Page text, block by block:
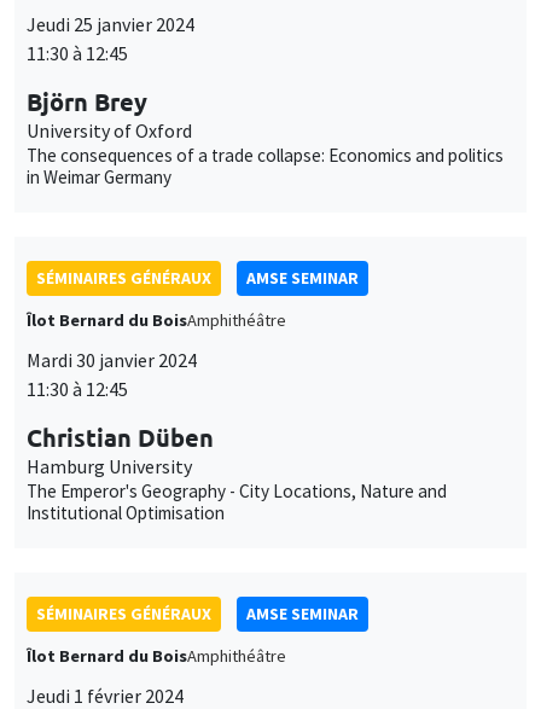
Jeudi 25 janvier 2024
11:30 à 12:45
Björn Brey
University of Oxford
The consequences of a trade collapse: Economics and politics
in Weimar Germany
SÉMINAIRES GÉNÉRAUX
AMSE SEMINAR
Îlot Bernard du BoisAmphithéâtre
Mardi 30 janvier 2024
11:30 à 12:45
Christian Düben
Hamburg University
The Emperor's Geography - City Locations, Nature and
Institutional Optimisation
SÉMINAIRES GÉNÉRAUX
AMSE SEMINAR
Îlot Bernard du BoisAmphithéâtre
Jeudi 1 février 2024